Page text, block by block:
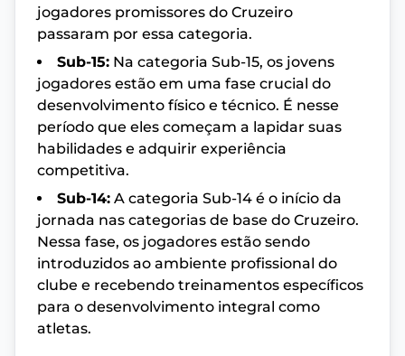
jogadores promissores do Cruzeiro
passaram por essa categoria.
Sub-15: Na categoria Sub-15, os jovens
jogadores estão em uma fase crucial do
desenvolvimento físico e técnico. É nesse
período que eles começam a lapidar suas
habilidades e adquirir experiência
competitiva.
Sub-14: A categoria Sub-14 é o início da
jornada nas categorias de base do Cruzeiro.
Nessa fase, os jogadores estão sendo
introduzidos ao ambiente profissional do
clube e recebendo treinamentos específicos
para o desenvolvimento integral como
atletas.